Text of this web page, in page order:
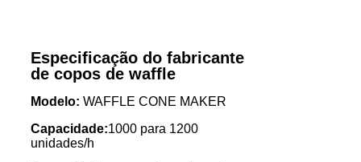
Especificação do fabricante
de copos de waffle
Modelo: WAFFLE CONE MAKER
Capacidade:1000 para 1200
unidades/h